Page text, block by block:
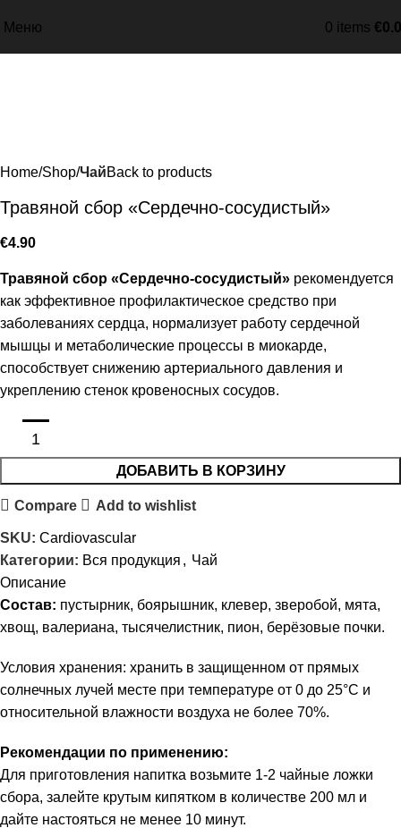
Меню 0 items €
Home Shop ЧайBack to products
Травяной сбор «Сердечно-сосудистый»
€4.90
Травяной сбор «Сердечно-сосудистый» рекомендуется
как эффективное профилактическое средство при
заболеваниях сердца, нормализует работу сердечной
мышцы и метаболические процессы в миокарде,
способствует снижению артериального давления и
укреплению стенок кровеносных сосудов.
ДОБАВИТЬ В КОРЗИНУ
Compare Add to wishlist
SKU: Cardiovascular
Категории: Вся продукция , Чай
Описание
Состав: пустырник, боярышник, клевер, зверобой, мята,
хвощ, валериана, тысячелистник, пион, берёзовые почки.
Условия хранения: хранить в защищенном от прямых
солнечных лучей месте при температуре от 0 до 25°С и
относительной влажности воздуха не более 70%.
Рекомендации по применению:
Для приготовления напитка возьмите 1-2 чайные ложки
сбора, залейте крутым кипятком в количестве 200 мл и
дайте настояться не менее 10 минут.